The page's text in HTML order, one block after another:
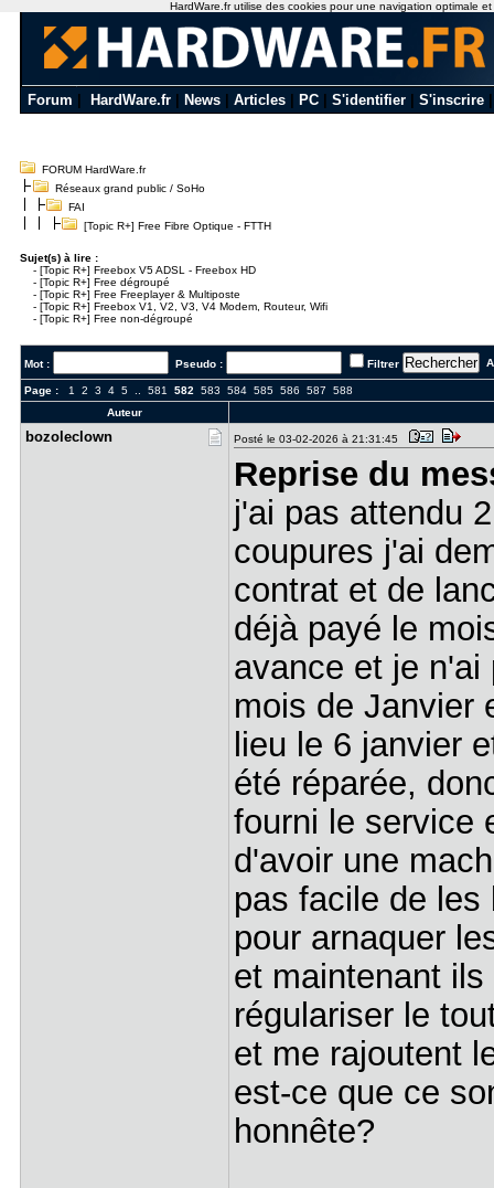
Forum HardWare.fr News Articles PC S'identifier S'inscrire
FORUM HardWare.fr
Réseaux grand public / SoHo
FAI
[Topic R+] Free Fibre Optique - FTTH
Sujet(s) à lire :
- [Topic R+] Freebox V5 ADSL - Freebox HD
- [Topic R+] Free dégroupé
- [Topic R+] Free Freeplayer & Multiposte
- [Topic R+] Freebox V1, V2, V3, V4 Modem, Routeur, Wifi
- [Topic R+] Free non-dégroupé
Mot : Pseudo : Filtrer
Page : 1 2 3 4 5.. 581 582 583 584 585 586 587
588
Auteur
bozoleclow​n Posté le 03-02-2026 à 21:31:45
Reprise du
j'ai pas attendu
coupures j'ai
contrat et de
déjà payé le
avance et je n'ai
mois de Janvier
lieu le 6 janvier
été réparée,
fourni le service
d'avoir une
pas facile de les
pour arnaquer
et maintenant
régulariser le
et me rajoutent
est-ce que ce
honnête?
HardWare.fr utilise des cookies pour une navigation optimale